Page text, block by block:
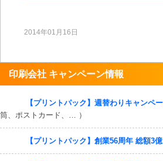
2014年01月16日
印刷会社 キャンペーン情報
【プリントパック】週替わりキャンペ
筒、ポストカード、… ）
【プリントパック】創業56周年 総額3